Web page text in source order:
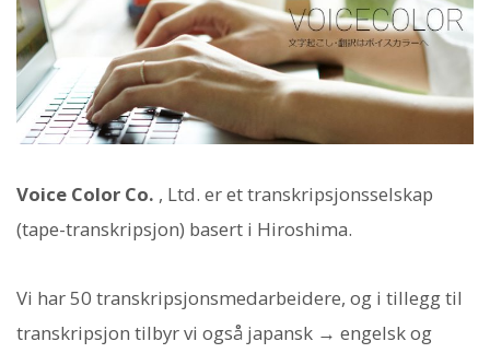
Voice Color Co. , Ltd. er et transkripsjonsselskap
(tape-transkripsjon) basert i Hiroshima.
Vi har 50 transkripsjonsmedarbeidere, og i tillegg til
transkripsjon tilbyr vi også japansk → engelsk og